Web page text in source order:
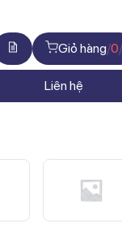
Giỏ hàng 0
Liên hệ